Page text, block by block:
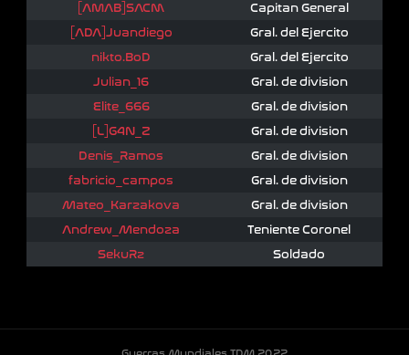
[AMAB]SACM
Capitan General
[ADA]Juandiego
Gral. del Ejercito
nikto.BoD
Gral. del Ejercito
Julian_16
Gral. de division
Elite_666
Gral. de division
[L]G4N_Z
Gral. de division
Denis_Ramos
Gral. de division
fabricio_campos
Gral. de division
Mateo_Karzakova
Gral. de division
Andrew_Mendoza
Teniente Coronel
SekuRz
Soldado